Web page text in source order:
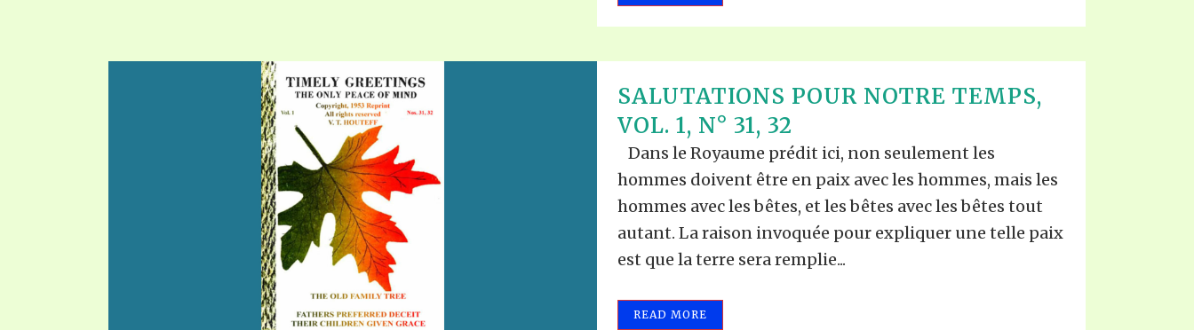
SALUTATIONS POUR NOTRE TEMPS,
VOL. 1, N° 31, 32
Dans le Royaume prédit ici, non seulement les
hommes doivent être en paix avec les hommes, mais les
hommes avec les bêtes, et les bêtes avec les bêtes tout
autant. La raison invoquée pour expliquer une telle paix
est que la terre sera remplie...
READ MORE